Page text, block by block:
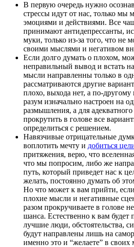
В первую очередь нужно
стрессы идут от нас, только мы
эмоциями и действиями. Все
принимают антидепрессанты,
муки, только из-за того, что не
своими мыслями и негативом
Если долго думать о плохом,
неправильный вывод и встать
мысли направленны только в
рассматриваются другие
плохо, выхода нет, а по-
разум изначально настроен на
размышления, а для
прокрутить в голове все
определиться с решением.
Навязчивые отрицательные
воплотить мечту и добиться
притяжения, верю, что
что мы попросим, либо же
путь, который приведет нас к
желать, постоянно думать об
Но что может к вам прийти,
плохие мысли и негативные
разом прокручиваете в голове
шанса. Естественно к вам будет
лучшие люди, обстоятельства,
будут направлены лишь на
именно это и “желаете” в своих